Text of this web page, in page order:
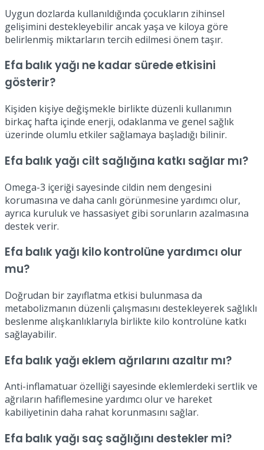
Uygun dozlarda kullanıldığında çocukların zihinsel
gelişimini destekleyebilir ancak yaşa ve kiloya göre
belirlenmiş miktarların tercih edilmesi önem taşır.
Efa balık yağı ne kadar sürede etkisini
gösterir?
Kişiden kişiye değişmekle birlikte düzenli kullanımın
birkaç hafta içinde enerji, odaklanma ve genel sağlık
üzerinde olumlu etkiler sağlamaya başladığı bilinir.
Efa balık yağı cilt sağlığına katkı sağlar mı?
Omega-3 içeriği sayesinde cildin nem dengesini
korumasına ve daha canlı görünmesine yardımcı olur,
ayrıca kuruluk ve hassasiyet gibi sorunların azalmasına
destek verir.
Efa balık yağı kilo kontrolüne yardımcı olur
mu?
Doğrudan bir zayıflatma etkisi bulunmasa da
metabolizmanın düzenli çalışmasını destekleyerek sağlıklı
beslenme alışkanlıklarıyla birlikte kilo kontrolüne katkı
sağlayabilir.
Efa balık yağı eklem ağrılarını azaltır mı?
Anti-inflamatuar özelliği sayesinde eklemlerdeki sertlik ve
ağrıların hafiflemesine yardımcı olur ve hareket
kabiliyetinin daha rahat korunmasını sağlar.
Efa balık yağı saç sağlığını destekler mi?